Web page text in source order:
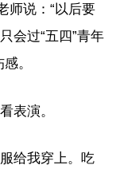
师说：“以后要
会过“五四”青年
。
表演。
给我穿上。吃